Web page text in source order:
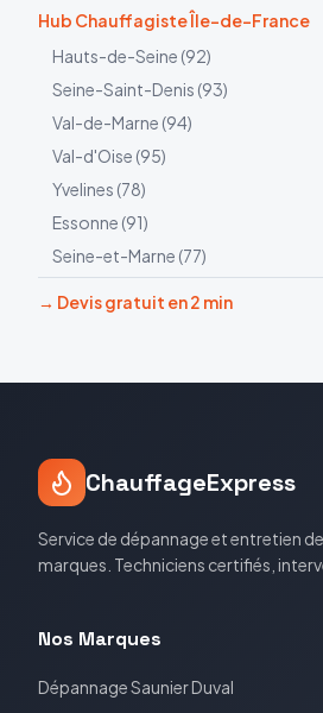
Hub Chauffagiste Île-de-France
Hauts-de-Seine (92)
Seine-Saint-Denis (93)
Val-de-Marne (94)
Val-d'Oise (95)
Yvelines (78)
Essonne (91)
Seine-et-Marne (77)
→ Devis gratuit en 2 min
ChauffageExpress
Service de dépannage et entretien
marques. Techniciens certifiés,
Nos Marques
DépannageSaunier Duval